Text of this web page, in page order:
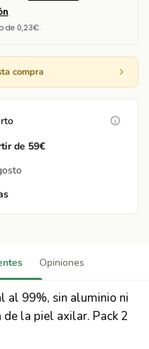
compra
de 59€
Opiniones
al 99%, sin aluminio ni
la piel axilar. Pack 2